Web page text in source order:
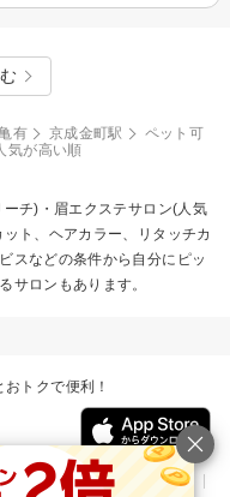
有 京成金町駅
ペット可
気が高い順
チ)・眉エクステサロン(人気
ト、ヘアカラー、リタッチカ
スなどの条件から自分にピッ
サロンもあります。
トクで便利！
リリース情報
利用規約